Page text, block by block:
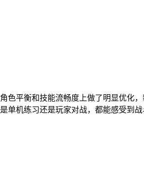
色平衡和技能流畅度上做了明显优化
单机练习还是玩家对战，都能感受到战